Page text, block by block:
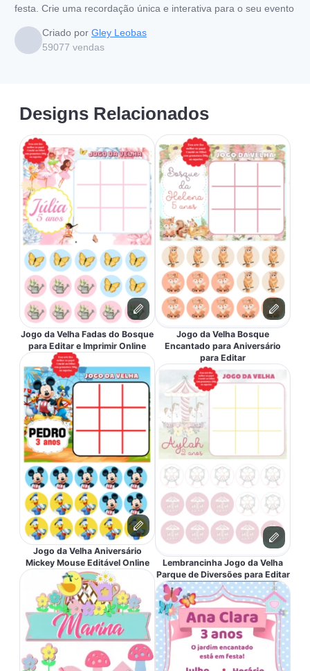
festa. Crie uma recordação única e interativa para o seu evento
Criado por Gley Leobas
59077 vendas
Designs Relacionados
Jogo da Velha Fadas do Bosque
para Editar e Imprimir Online
Jogo da Velha Aniversário
Mickey Mouse Editável Online
Jogo da Velha Bosque
Encantado para Aniversário
para Editar
Lembrancinha Jogo da Velha
Parque de Diversões para Editar